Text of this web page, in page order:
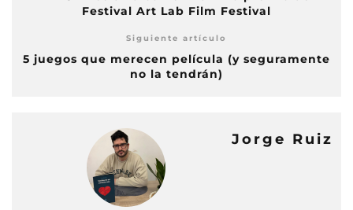
Festival Art Lab Film Festival
Siguiente artículo
5 juegos que merecen película (y seguramente
no la tendrán)
Jorge Ruiz